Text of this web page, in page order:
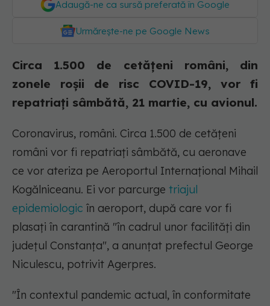
Adaugă-ne ca sursă preferată în Google
Urmărește-ne pe Google News
Circa 1.500 de cetățeni români, din
zonele roșii de risc COVID-19, vor fi
repatriați sâmbătă, 21 martie, cu avionul.
Coronavirus, români. Circa 1.500 de cetăţeni
români vor fi repatriaţi sâmbătă, cu aeronave
ce vor ateriza pe Aeroportul Internaţional Mihail
Kogălniceanu. Ei vor parcurge triajul
epidemiologic în aeroport, după care vor fi
plasaţi în carantină "în cadrul unor facilităţi din
judeţul Constanţa", a anunţat prefectul George
Niculescu, potrivit Agerpres.
"În contextul pandemic actual, în conformitate